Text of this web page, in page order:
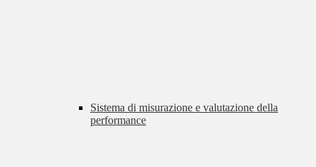
Sistema di misurazione e valutazione della
performance